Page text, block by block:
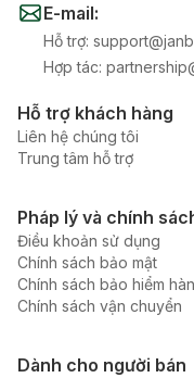
E-mail:
Hỗ trợ:
Hợp tác:
Hỗ trợ khách hàng
Liên hệ chúng tôi
Trung tâm hỗ trợ
Pháp lý và chính
Điều khoản sử dụng
Chính sách bảo mật
Chính sách bảo hiểm
Chính sách vận chuyển
Dành cho người bán